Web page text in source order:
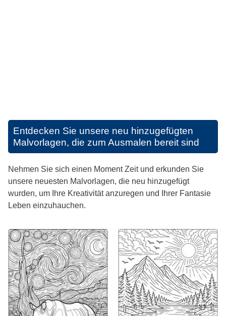
Entdecken Sie unsere neu hinzugefügten
Malvorlagen, die zum Ausmalen bereit sind
Nehmen Sie sich einen Moment Zeit und erkunden Sie
unsere neuesten Malvorlagen, die neu hinzugefügt
wurden, um Ihre Kreativität anzuregen und Ihrer Fantasie
Leben einzuhauchen.